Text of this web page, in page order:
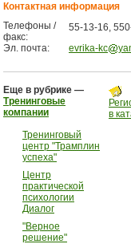
Контактная информация
Телефоны /
факс:
55-13-16,
Эл. почта:
evrika-kc
Еще в рубрике —
Тренинговые
компании
Тренинговый
центр "Трамплин
успеха"
Центр
практической
психологии
Диалог
"Верное
решение"
в